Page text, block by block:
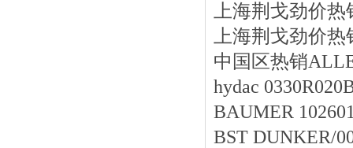
上海荆戈劲价
上海荆戈劲价热
中国区热销
hydac
BAUMER
BST DUNKER/